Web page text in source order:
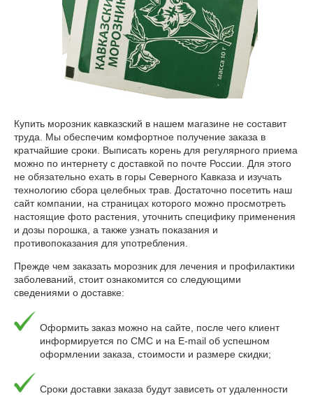
Купить морозник кавказский в нашем магазине не составит
труда. Мы обеспечим комфортное получение заказа в
кратчайшие сроки. Выписать корень для регулярного приема
можно по интернету с доставкой по почте России. Для этого
не обязательно ехать в горы Северного Кавказа и изучать
технологию сбора целебных трав. Достаточно посетить наш
сайт компании, на страницах которого можно просмотреть
настоящие фото растения, уточнить специфику применения
и дозы порошка, а также узнать показания и
противопоказания для употребления.
Прежде чем заказать морозник для лечения и профилактики
заболеваний, стоит ознакомится со следующими
сведениями о доставке:
Оформить заказ можно на сайте, после чего клиент
информируется по СМС и на E-mail об успешном
оформлении заказа, стоимости и размере скидки;
Сроки доставки заказа будут зависеть от удаленности